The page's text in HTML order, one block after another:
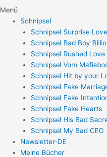
Menü
Schnipsel
Schnipsel Surprise Love
Schnipsel Bad Boy
Schnipsel Rushed Love
Schnipsel Vom
Schnipsel Hit by your
Schnipsel Fake
Schnipsel Fake
Schnipsel Fake Hearts
Schnipsel His Bad
Schnipsel My Bad CEO
Newsletter-DE
Meine Bücher